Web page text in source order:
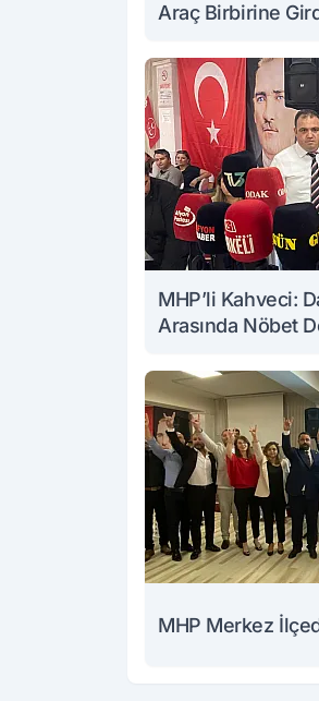
Araç Birbirine
MHP’li Kahveci:
Arasında Nöbet
MHP Merkez